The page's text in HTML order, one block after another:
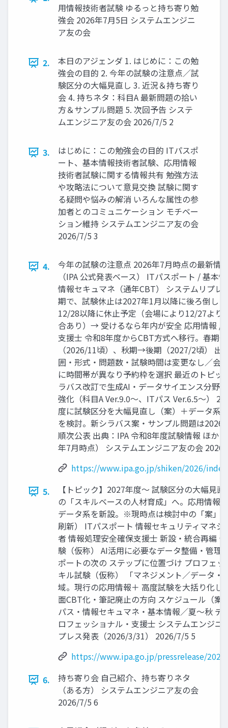
用情報技術者試験 ゆるっと持ち寄り勉
強会 2026年7月5日 システムエンジニ
ア友の会
2.
本日のアジェンダ 1. はじめに：この勉
強会の目的 2. 今年の試験の注意点／試
験区分の大幅見直し 3. 近況＆持ち寄り
会 4. 持ちネタ：科目A 最新問題の拾い
方＆サンプル問題 5. 次回予告 システ
ムエンジニア友の会 2026/7/5 2
3.
はじめに：この勉強会の目的 ITパスポ
ート、基本情報技術者試験、応用情報
技術者試験に関する情報共有 勉強方法
や攻略法について意見交換 試験に関す
る疑問や悩みの解消 いろんな属性の参
加者とのコミュニケーション モチベー
ション維持 システムエンジニア友の会
2026/7/5 3
4.
今年の試験の注意点 2026年7月時点の最新情
（IPA 公式発表ベース） ITパスポート / 基本
情報セキュマネ（通年CBT） システムリプレ
期で、試験休止は2027年1月以降に後ろ倒し
12/28以降に休止予定（会場により12/27より
合あり）→ 受けるなら年内が安全 応用情報 /
支援士 令和8年度からCBT方式へ移行。春期
（2026/11頃）、秋期→後期（2027/2頃） 出
囲・形式・問題数・試験時間は変更なし／会
に時間帯が異なり予約枠を選択 最近のトピッ
ラバス改訂で生成AI・データサイエンス分野
強化（科目A Ver.9.0〜、ITパス Ver.6.5〜）
度に試験区分を大幅見直し（案）＋データ系
を検討。新シラバス案・サンプル問題は2026
順次公表 出典：IPA 令和8年度試験情報 ほか
年7月時点） システムエンジニア友の会
https://www.ipa.go.jp/shiken/2026/
5.
【トピック】2027年度〜 試験区分の大幅見
の「スキルベースの人材育成」へ。応用情報
データ系を新設。※現時点は検討中の「案」
刷新） ITパスポート 情報セキュリティマネ
者 情報処理安全確保支援士 新設・統合再編
験（仮称） AI活用に必要なデータ整備・管理
ポートの次の ステップに位置づけ プロフェ
キル試験（仮称） 「マネジメント／データ・
域。現行の応用情報＋ 高度試験を大括り化
面CBT化・筆記廃止の方向 スケジュール（案
パス・情報セキュマネ・基本情報／夏〜秋 デ
ロフェッショナル・支援士 システムエンジ
プレス発表（2026/3/31） 2026/7/5 5
https://www.ipa.go.jp/pressrelease/
6.
持ち寄り会 自己紹介、持ち寄りネタ
（ある方） システムエンジニア友の会
2026/7/5 6